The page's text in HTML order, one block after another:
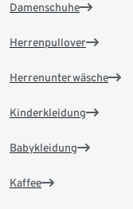
Damenschuhe
Herrenpullover
Herrenunterwäsche
Kinderkleidung
Babykleidung
Kaffee